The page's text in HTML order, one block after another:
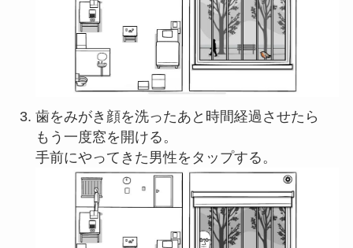
歯をみがき顔を洗ったあと時間経過させたら
もう一度窓を開ける。
手前にやってきた男性をタップする。